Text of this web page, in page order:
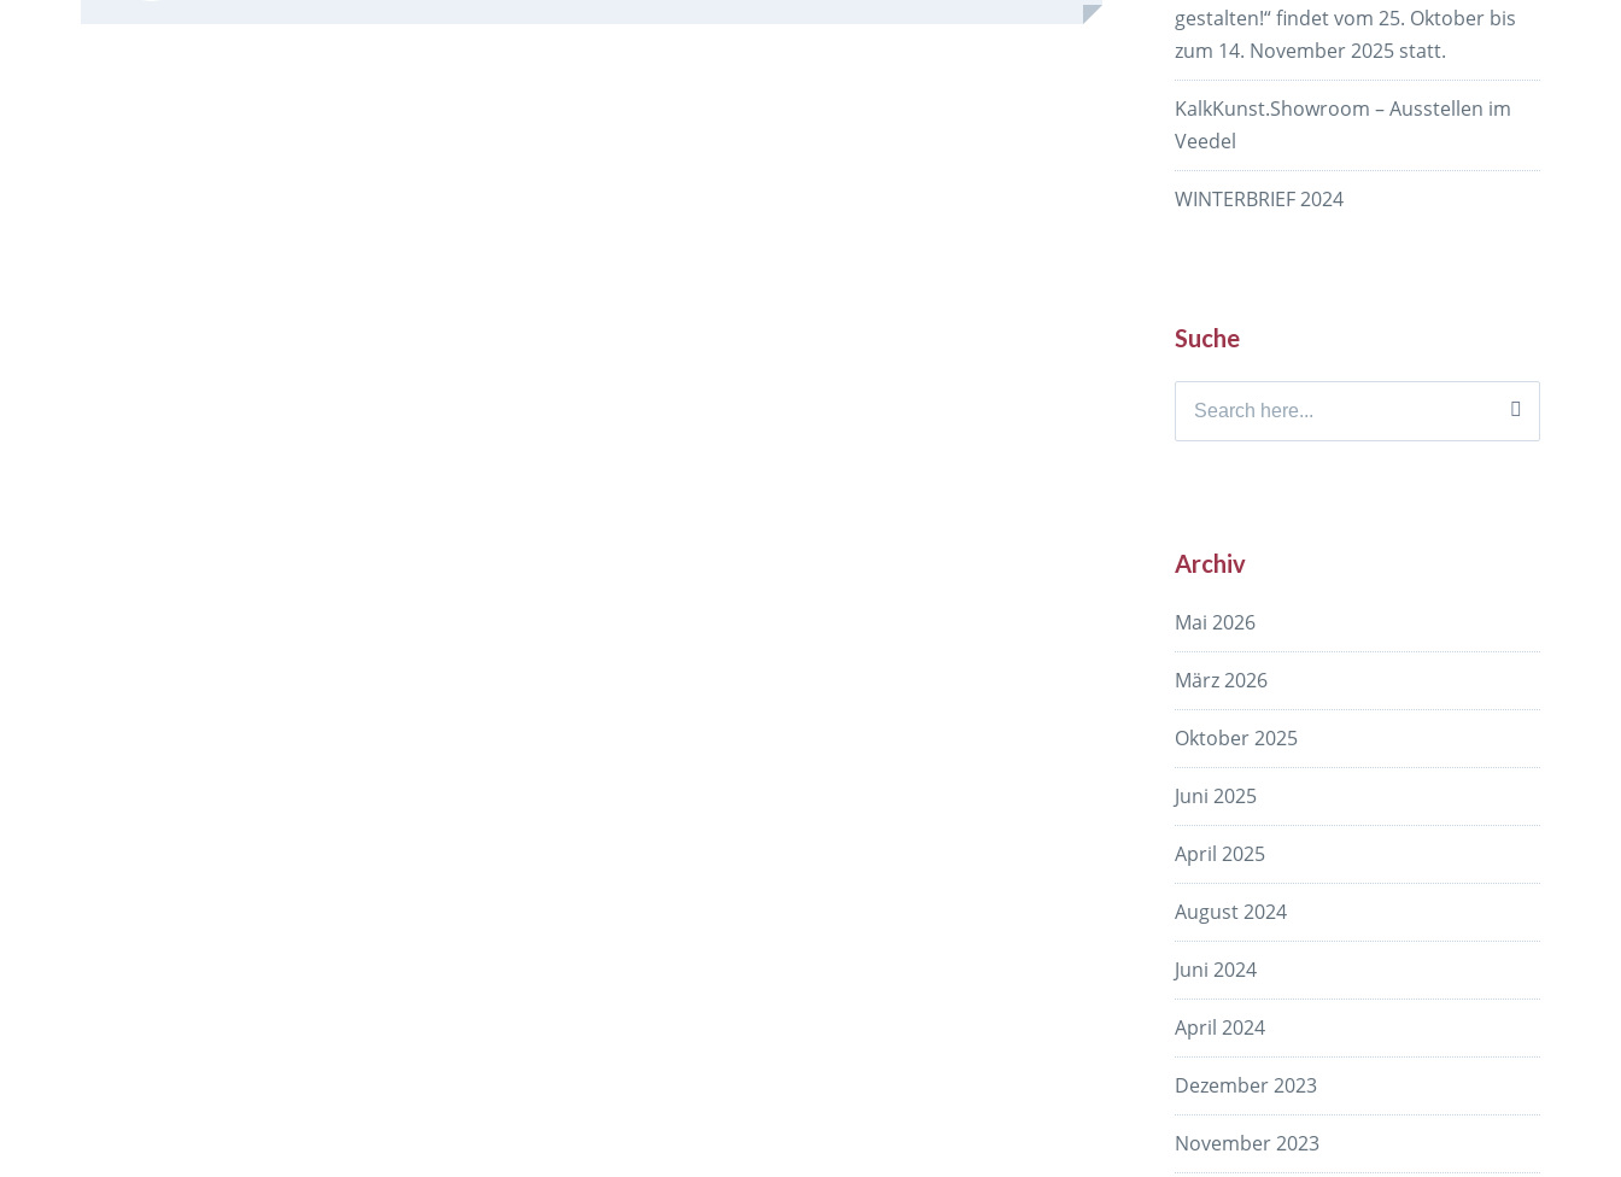
gestalten!“ findet vom 25. Oktober bis
zum 14. November 2025 statt.
KalkKunst.Showroom – Ausstellen im
Veedel
WINTERBRIEF 2024
Suche
Search
Archiv
Mai 2026
März 2026
Oktober 2025
Juni 2025
April 2025
August 2024
Juni 2024
April 2024
Dezember 2023
November 2023